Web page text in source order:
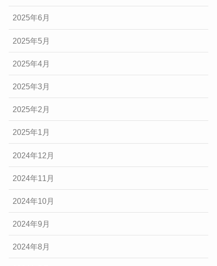
2025年6月
2025年5月
2025年4月
2025年3月
2025年2月
2025年1月
2024年12月
2024年11月
2024年10月
2024年9月
2024年8月